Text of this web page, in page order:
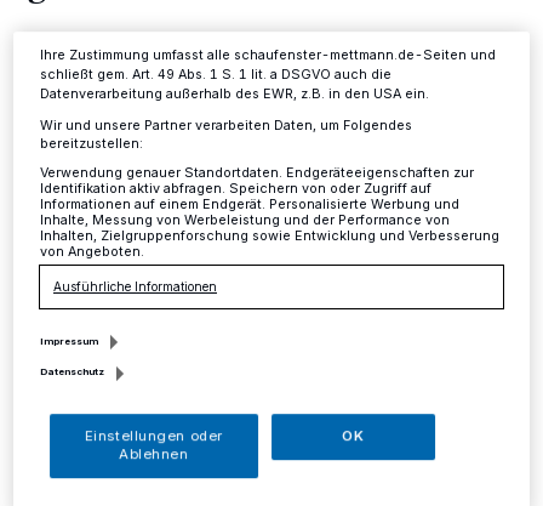
Kreis
Hier werden die Kreispolizei und der Kreis
Mettmann die Geschwindigkeit kontrollieren:
20.08.2015 , 16:51 Uhr Eine Minute Lesezeit
M
Haan: Thienhausener Straße
Ihre Einstellungen gelten innerhalb unseres Website. Weitere
Ihre Zustimmung umfasst alle schaufenster-mettmann.de-Seiten und
schließt gem. Art. 49 Abs. 1 S. 1 lit. a DSGVO auch die
Datenverarbeitung außerhalb des EWR, z.B. in den USA ein.
Wir und unsere Partner verarbeiten Daten, um Folgendes
bereitzustellen:
Verwendung genauer Standortdaten. Endgeräteeigenschaften zur
Identifikation aktiv abfragen. Speichern von oder Zugriff auf
Informationen auf einem Endgerät. Personalisierte Werbung und
Inhalte, Messung von Werbeleistung und der Performance von
Inhalten, Zielgruppenforschung sowie Entwicklung und Verbesserung
von Angeboten.
Ausführliche Informationen
Impressum
Datenschutz
Einstellungen oder
Ablehnen
OK